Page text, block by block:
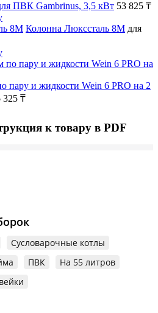
ПВК Gambrinus, 3,5 кВт 53 825 ₸
Колонна Люкссталь 8М для
пару и жидкости Wein 6 PRO на 2
325 ₸
Сусловарочные котлы
ПВК
На 55 литров